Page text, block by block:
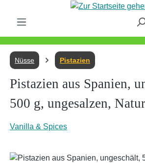
Zum Hauptinhalt springen
Nüsse Pistazien
Pistazien aus Spanien,
500 g, ungesalzen, Natur
Vanilla & Spices
Bildergalerie überspringen